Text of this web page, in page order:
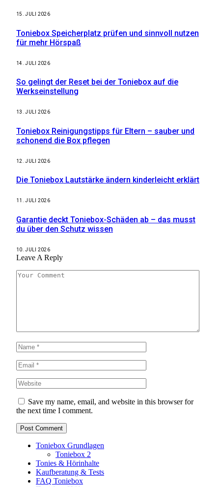
15. JULI 2026
Toniebox Speicherplatz prüfen und sinnvoll nutzen
für mehr Hörspaß
14. JULI 2026
So gelingt der Reset bei der Toniebox auf die
Werkseinstellung
13. JULI 2026
Toniebox Reinigungstipps für Eltern – sauber und
schonend die Box pflegen
12. JULI 2026
Die Toniebox Lautstärke ändern kinderleicht erklärt
11. JULI 2026
Garantie deckt Toniebox-Schäden ab – das musst
du über den Schutz wissen
10. JULI 2026
Leave A Reply
Save my name, email, and website in this browser for
the next time I comment.
Toniebox Grundlagen
Toniebox 2
Tonies & Hörinhalte
Kaufberatung & Tests
FAQ Toniebox